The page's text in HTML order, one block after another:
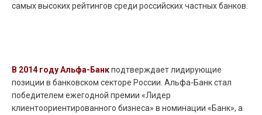
самых высоких рейтингов среди российских частных банков.
В 2014 году Альфа-Банкподтверждает лидирующие
позиции в банковском секторе России. Альфа-Банк стал
победителем ежегодной премии «Лидер
клиентоориентированного бизнеса» в номинации «Банк», а